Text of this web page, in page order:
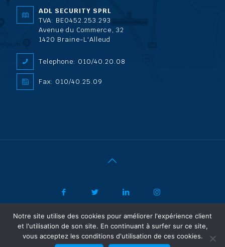
ADL SECURITY SPRL
TVA: BE0452.253.293
Avenue du Commerce, 32
1420 Braine-L'Alleud
Telephone: 010/40.20.08
Fax: 010/40.25.09
© 2022 ADL Security SPRL/BVBA | Politique de confidentialité
Vertrouwelijkheidsbeleid | Powered by SF Concept
Notre site utilise des cookies pour améliorer l'expérience client
et l'utilisation de son site. En continuant à surfer sur ce site,
vous acceptez les conditions d'utilisation de ces cookies.